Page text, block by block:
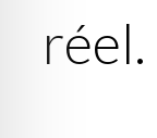
réel.